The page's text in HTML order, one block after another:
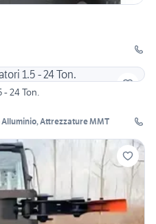
- 24 Ton.
Attrezzature MMT